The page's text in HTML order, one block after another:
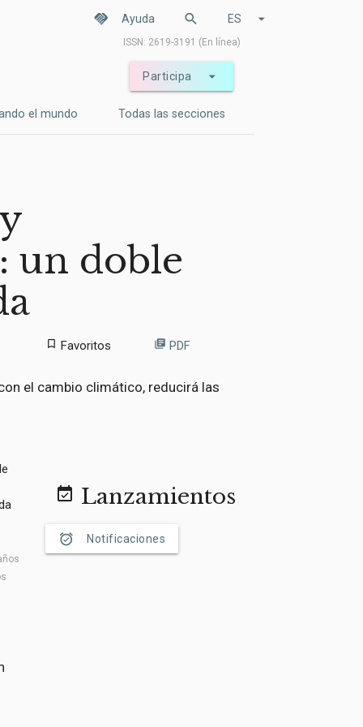
handshake Ayuda search arrow_drop_down
ES
ISSN: 2619-3191 (En línea)
arrow_drop_down
Participa
el mundo Todas las secciones
un doble
bookmark_border Favoritos library_books PDF
el cambio climático, reducirá las
event_available Lanzamientos
alarm_on Notificaciones